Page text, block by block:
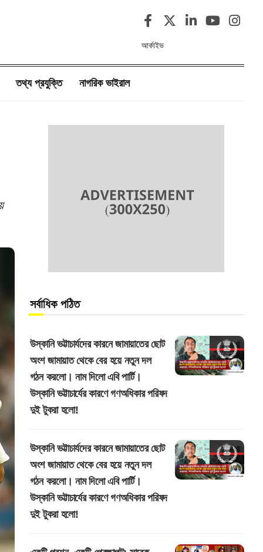
আর্কাইভ
তথ্য প্রযুক্তি নাগরিক ভাইরাল
সর্বাধিক পঠিত
উস্কানি ভট্টাচার্যদের কারনে জামায়াতের ছোট
অংশ জামায়াত থেকে বের হয়ে নতুন দল
গঠন করলো। নাম দিলো এবি পার্টি।
উস্কানি ভট্টাচার্যের কারণে গণঅধিকার পরিষদ
দুই টুকরা হলো!
উস্কানি ভট্টাচার্যদের কারনে জামায়াতের ছোট
অংশ জামায়াত থেকে বের হয়ে নতুন দল
গঠন করলো। নাম দিলো এবি পার্টি।
উস্কানি ভট্টাচার্যের কারণে গণঅধিকার পরিষদ
দুই টুকরা হলো!